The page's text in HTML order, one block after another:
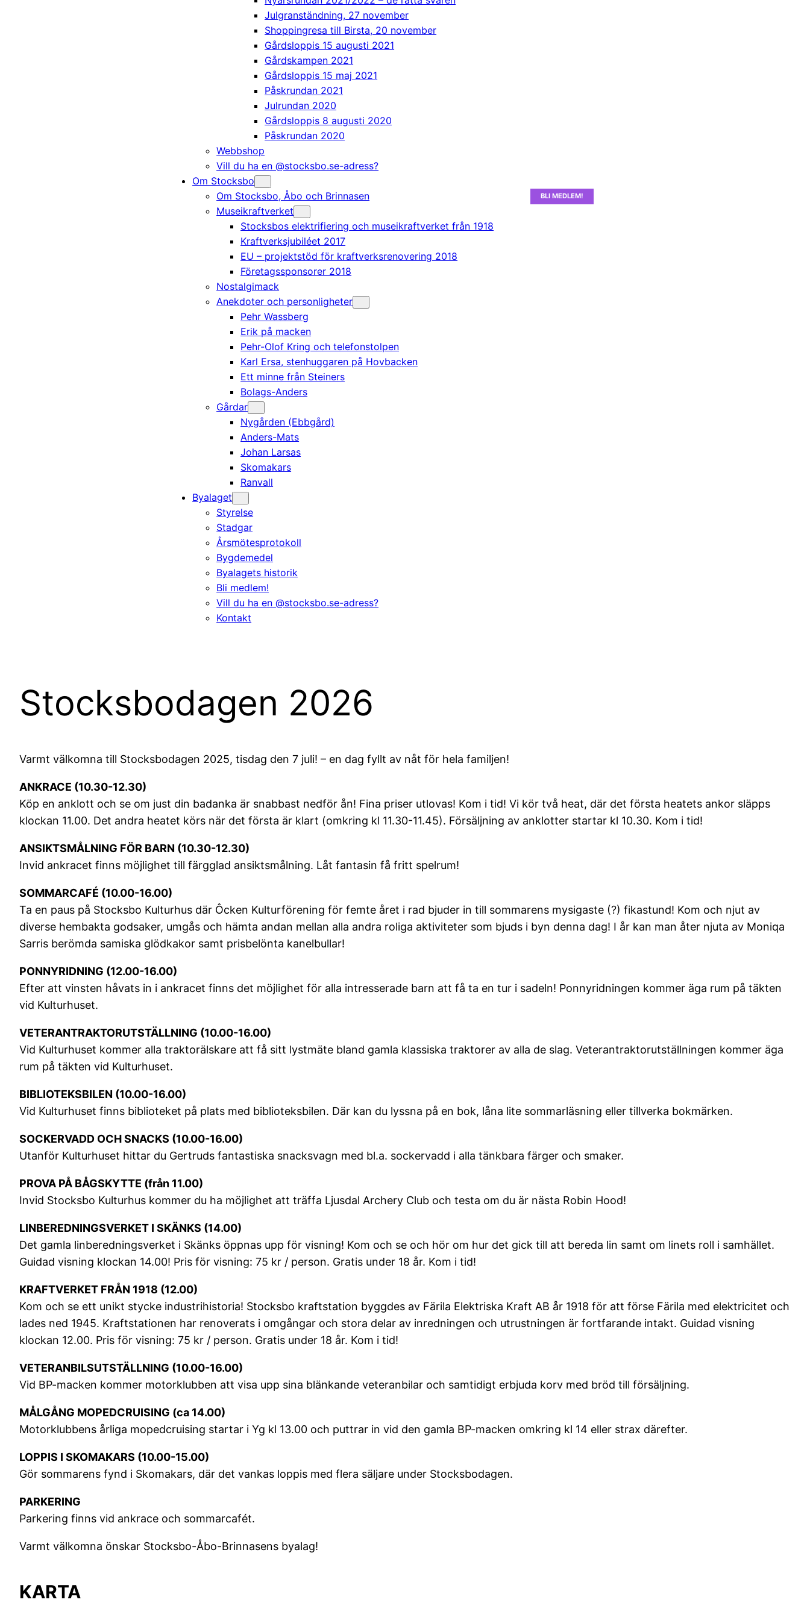
Julgranständning, 27 november
Shoppingresa till Birsta, 20 november
Gårdsloppis 15 augusti 2021
Gårdskampen 2021
Gårdsloppis 15 maj 2021
Påskrundan 2021
Julrundan 2020
Gårdsloppis 8 augusti 2020
Påskrundan 2020
Webbshop
Vill du ha en @stocksbo.se-adress?
Om Stocksbo
Om Stocksbo, Åbo och Brinnasen
Museikraftverket
Stocksbos elektrifiering och museikraftverket från 1918
Kraftverksjubiléet 2017
EU – projektstöd för kraftverksrenovering 2018
Företagssponsorer 2018
Nostalgimack
Anekdoter och personligheter
Pehr Wassberg
Erik på macken
Pehr-Olof Kring och telefonstolpen
Karl Ersa, stenhuggaren på Hovbacken
Ett minne från Steiners
Bolags-Anders
Gårdar
Nygården (Ebbgård)
Anders-Mats
Johan Larsas
Skomakars
Ranvall
Byalaget
Styrelse
Stadgar
Årsmötesprotokoll
Bygdemedel
Byalagets historik
Bli medlem!
Vill du ha en @stocksbo.se-adress?
Kontakt
BLI MEDLEM!
Stocksbodagen 2026
Varmt välkomna till Stocksbodagen 2025, tisdag den 7 juli! – en dag fyllt av nåt för hela familjen!
ANKRACE (10.30-12.30)
Köp en anklott och se om just din badanka är snabbast nedför ån! Fina priser utlovas! Kom i tid! Vi kör två heat, där det första heatets ankor släpps
klockan 11.00. Det andra heatet körs när det första är klart (omkring kl 11.30-11.45). Försäljning av anklotter startar kl 10.30. Kom i tid!
ANSIKTSMÅLNING FÖR BARN (10.30-12.30)
Invid ankracet finns möjlighet till färgglad ansiktsmålning. Låt fantasin få fritt spelrum!
SOMMARCAFÉ (10.00-16.00)
Ta en paus på Stocksbo Kulturhus där Ôcken Kulturförening för femte året i rad bjuder in till sommarens mysigaste (?) fikastund! Kom och njut av
diverse hembakta godsaker, umgås och hämta andan mellan alla andra roliga aktiviteter som bjuds i byn denna dag! I år kan man åter njuta av Moniqa
Sarris berömda samiska glödkakor samt prisbelönta kanelbullar!
PONNYRIDNING (12.00-16.00)
Efter att vinsten håvats in i ankracet finns det möjlighet för alla intresserade barn att få ta en tur i sadeln! Ponnyridningen kommer äga rum på täkten
vid Kulturhuset.
VETERANTRAKTORUTSTÄLLNING (10.00-16.00)
Vid Kulturhuset kommer alla traktorälskare att få sitt lystmäte bland gamla klassiska traktorer av alla de slag. Veterantraktorutställningen kommer äga
rum på täkten vid Kulturhuset.
BIBLIOTEKSBILEN (10.00-16.00)
Vid Kulturhuset finns biblioteket på plats med biblioteksbilen. Där kan du lyssna på en bok, låna lite sommarläsning eller tillverka bokmärken.
SOCKERVADD OCH SNACKS (10.00-16.00)
Utanför Kulturhuset hittar du Gertruds fantastiska snacksvagn med bl.a. sockervadd i alla tänkbara färger och smaker.
PROVA PÅ BÅGSKYTTE (från 11.00)
Invid Stocksbo Kulturhus kommer du ha möjlighet att träffa Ljusdal Archery Club och testa om du är nästa Robin Hood!
LINBEREDNINGSVERKET I SKÄNKS (14.00)
Det gamla linberedningsverket i Skänks öppnas upp för visning! Kom och se och hör om hur det gick till att bereda lin samt om linets roll i samhället.
Guidad visning klockan 14.00! Pris för visning: 75 kr / person. Gratis under 18 år. Kom i tid!
KRAFTVERKET FRÅN 1918 (12.00)
Kom och se ett unikt stycke industrihistoria! Stocksbo kraftstation byggdes av Färila Elektriska Kraft AB år 1918 för att förse Färila med elektricitet och
lades ned 1945. Kraftstationen har renoverats i omgångar och stora delar av inredningen och utrustningen är fortfarande intakt. Guidad visning
klockan 12.00. Pris för visning: 75 kr / person. Gratis under 18 år. Kom i tid!
VETERANBILSUTSTÄLLNING (10.00-16.00)
Vid BP-macken kommer motorklubben att visa upp sina blänkande veteranbilar och samtidigt erbjuda korv med bröd till försäljning.
MÅLGÅNG MOPEDCRUISING (ca 14.00)
Motorklubbens årliga mopedcruising startar i Yg kl 13.00 och puttrar in vid den gamla BP-macken omkring kl 14 eller strax därefter.
LOPPIS I SKOMAKARS (10.00-15.00)
Gör sommarens fynd i Skomakars, där det vankas loppis med flera säljare under Stocksbodagen.
PARKERING
Parkering finns vid ankrace och sommarcafét.
Varmt välkomna önskar Stocksbo-Åbo-Brinnasens byalag!
KARTA